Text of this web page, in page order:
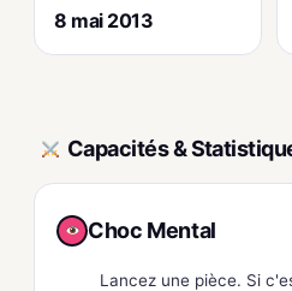
8 mai 2013
Capacités &
Choc Mental
Lancez une pièce. Si